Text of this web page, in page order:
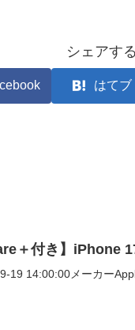
シェアする
はてブ
＋付き】iPhone
19 14:00:00メーカー